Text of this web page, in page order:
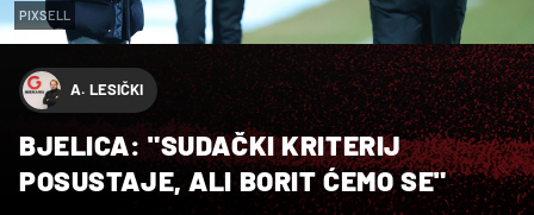
PIXSELL
A. LESIČKI
BJELICA: "SUDAČKI KRITERIJ
POSUSTAJE, ALI BORIT ĆEMO SE"